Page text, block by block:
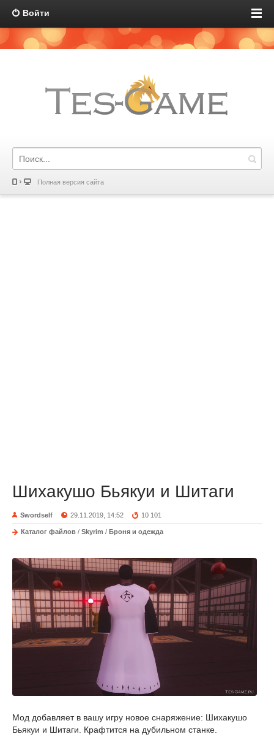
Войти
Полная версия сайта
Шихакушо Бьякуи и Шитаги
Swordself 29.11.2019, 14:52 10 101
Каталог файлов / Skyrim / Броня и одежда
Мод добавляет в вашу игру новое снаряжение: Шихакушо
Бьякуи и Шитаги. Крафтится на дубильном станке.